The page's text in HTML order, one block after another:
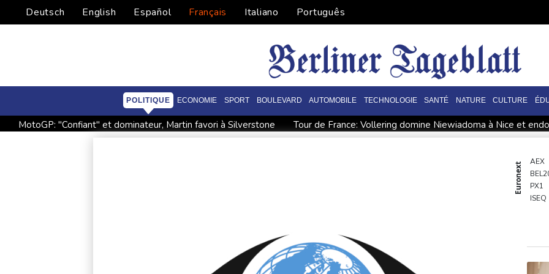
Deutsch English Español Français Italiano Português
POLITIQUE ECONOMIE SPORT BOULEVARD AUTOMOBILE TECHNOLOGIE SANTÉ NATURE CULTURE
MotoGP: "Confiant" et dominateur, Martin favori à Silverstone
Tour de France: Vollering domine Niewiadoma à Nice et
Foot: le père et agent de Lionel Messi
Euro de natation: Léon
Tour de France: la lauréate sortante Pauline Ferrand-
Euronext AEX
PX1
ISEQ
N150